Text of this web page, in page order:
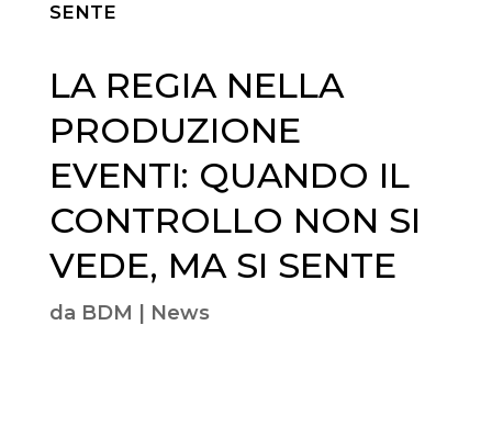
SENTE
LA REGIA NELLA
PRODUZIONE
EVENTI: QUANDO IL
CONTROLLO NON SI
VEDE, MA SI SENTE
da BDM News